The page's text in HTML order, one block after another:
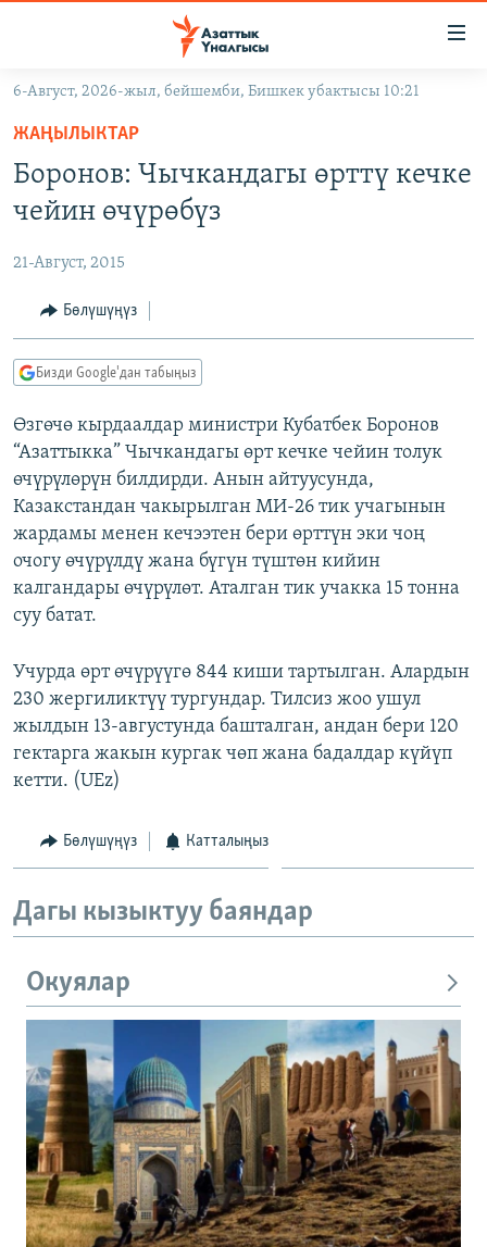
Навигацияга
өтүңүз
Издөөгө
салыңызКЫРГЫЗСТАН
ЭКОНОМИКА
МАДАНИЯТ
ДҮЙНӨ
БОРБОР АЗИЯ
АТАЙЫН ИЛИКТӨӨ
ТВ ПРОГРАММАЛАР
ЭКСПЕРТТЕР ТАЛДАЙТ
БИЗ ЖАНА ДҮЙНӨ
ЭЖЕ-СИҢДИЛЕР
АЗАТТЫК+
ЫҢГАЙСЫЗ СУРООЛОР
ӨЗГӨЧӨ ПИКИР
Русский
ОНЛАЙН ШЕРИНЕ
6-Август, 2026-жыл, бейшемби, Бишкек убактысы 10:21
ЖАҢЫЛЫКТАР
Боронов: Чычкандагы өрттү кечке
чейин өчүрөбүз
21-Август, 2015
Бөлүшүңүз
Бизди Google'дан табыңыз
Өзгөчө кырдаалдар министри Кубатбек Боронов
“Азаттыкка” Чычкандагы өрт кечке чейин толук
өчүрүлөрүн билдирди. Анын айтуусунда,
Казакстандан чакырылган МИ-26 тик учагынын
жардамы менен кечээтен бери өрттүн эки чоң
очогу өчүрүлдү жана бүгүн түштөн кийин
калгандары өчүрүлөт. Аталган тик учакка 15 тонна
суу батат.
Учурда өрт өчүрүүгө 844 киши тартылган. Алардын
230 жергиликтүү тургундар. Тилсиз жоо ушул
жылдын 13-августунда башталган, андан бери 120
гектарга жакын кургак чөп жана бадалдар күйүп
кетти. (UEz)
Бөлүшүңүз Катталыңыз
Дагы кызыктуу баяндар
Окуялар